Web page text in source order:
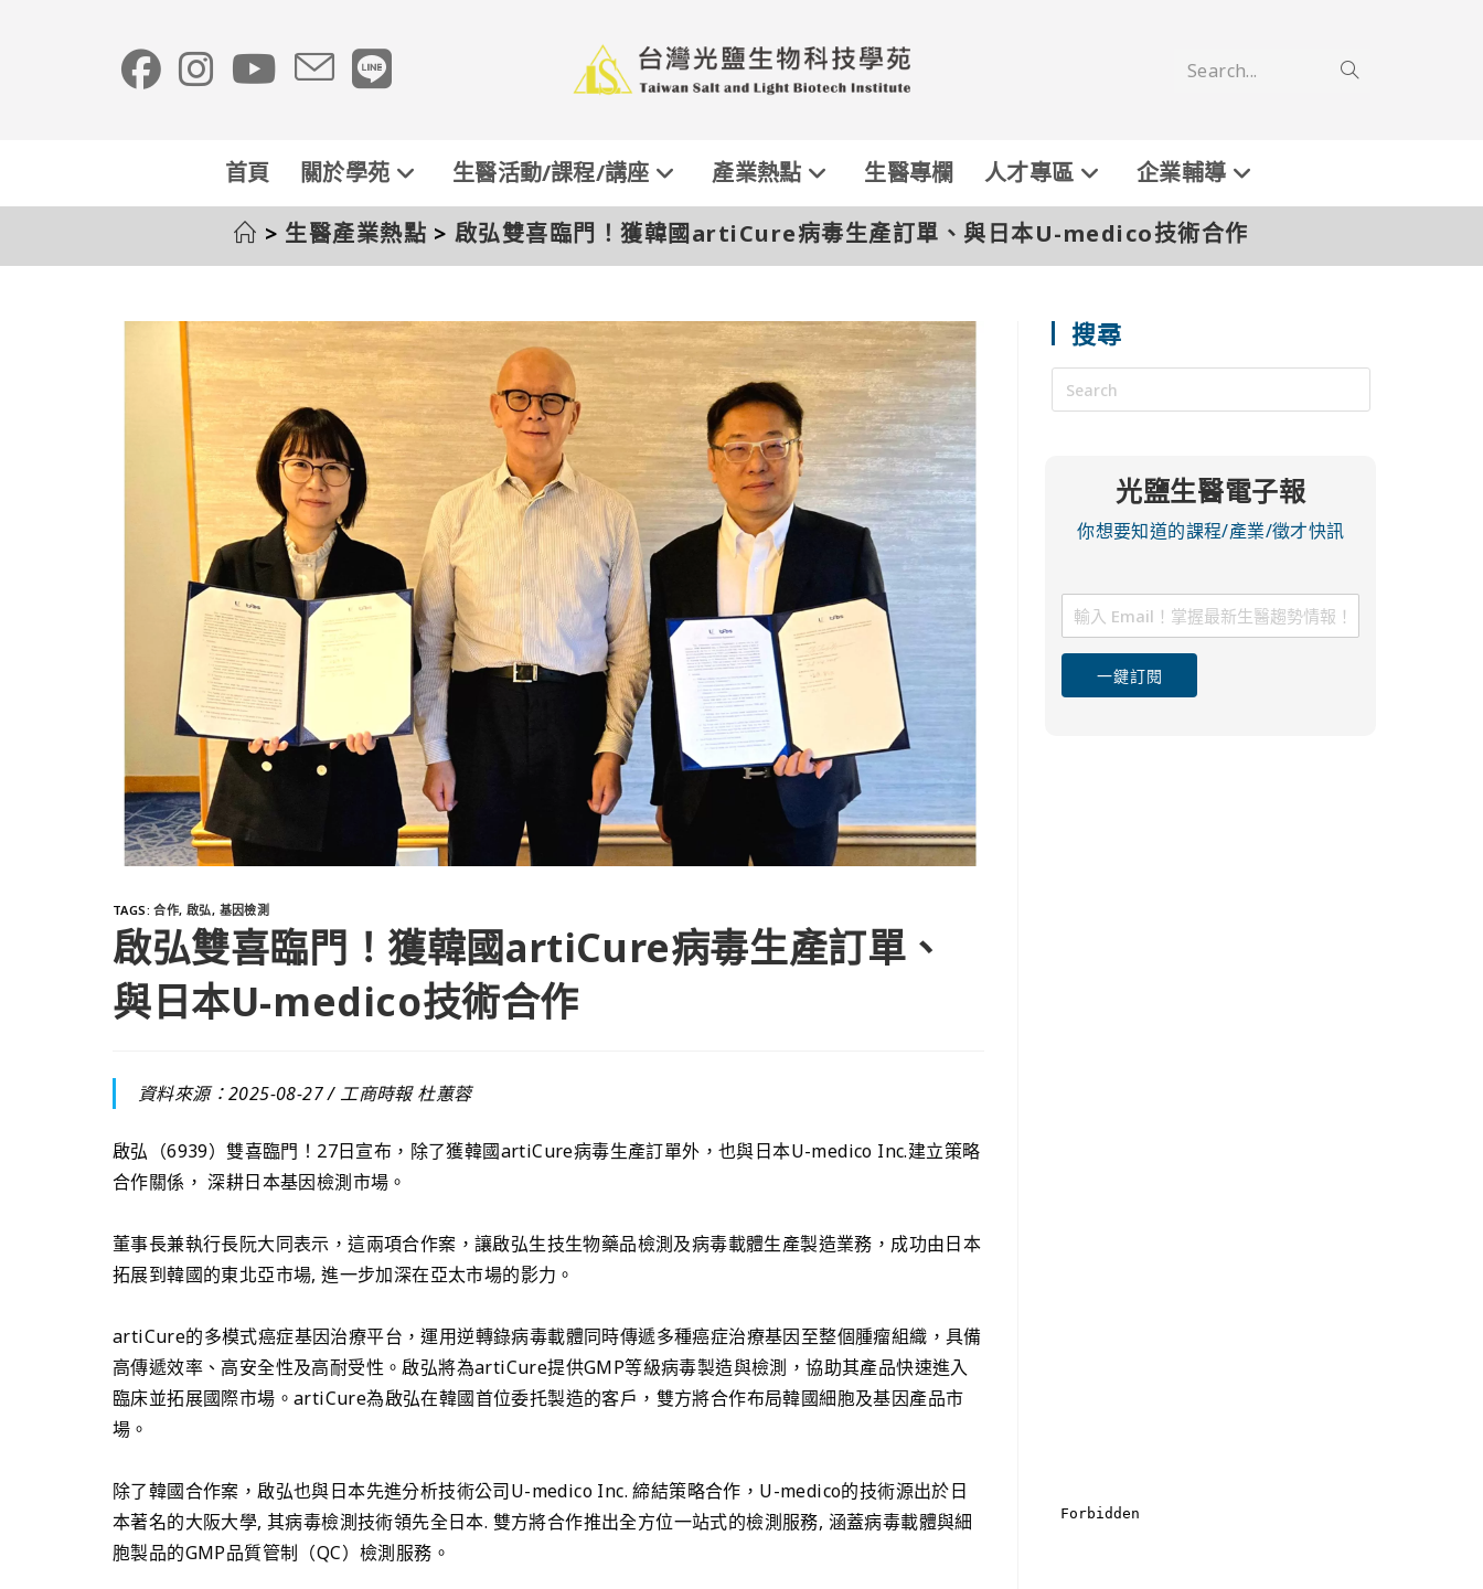
Search...
首頁 關於學苑 生醫活動/課程/講座 產業熱點 生醫專欄 人才專區 企業輔導
> 生醫產業熱點 > 啟弘雙喜臨門！獲韓國artiCure病毒生產訂單、與日本U-medico技術合作
TAGS:合作, 啟弘, 基因檢測
啟弘雙喜臨門！獲韓國artiCure病毒生產訂單、
與日本U-medico技術合作
資料來源：2025-08-27 /工商時報 杜蕙蓉
啟弘（6939）雙喜臨門！27日宣布，除了獲韓國artiCure病毒生產訂單外，也與日本U-medico Inc.建立策略
合作關係， 深耕日本基因檢測市場。
董事長兼執行長阮大同表示，這兩項合作案，讓啟弘生技生物藥品檢測及病毒載體生產製造業務，成功由日本
拓展到韓國的東北亞市場, 進一步加深在亞太市場的影力。
artiCure的多模式癌症基因治療平台，運用逆轉錄病毒載體同時傳遞多種癌症治療基因至整個腫瘤組織，具備
高傳遞效率、高安全性及高耐受性。啟弘將為artiCure提供GMP等級病毒製造與檢測，協助其產品快速進入
臨床並拓展國際市場。artiCure為啟弘在韓國首位委托製造的客戶，雙方將合作布局韓國細胞及基因產品市
場。
除了韓國合作案，啟弘也與日本先進分析技術公司U-medico Inc. 締結策略合作，U-medico的技術源出於日
本著名的大阪大學, 其病毒檢測技術領先全日本. 雙方將合作推出全方位一站式的檢測服務, 涵蓋病毒載體與細
胞製品的GMP品質管制（QC）檢測服務。
搜尋
光鹽生醫電子報
你想要知道的課程/產業/徵才快訊
一鍵訂閱